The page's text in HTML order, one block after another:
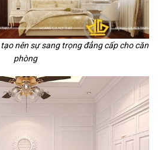
nên sự sang trọng đẳng cấp cho căn
phòng